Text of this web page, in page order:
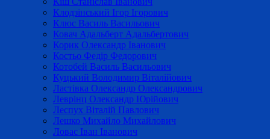
Клодзінський Ігор Ігорович
Клюс Василь Васильович
Ковач Адальберт Адальбертович
Корик Олександр Іванович
Костьо Федір Федорович
Котобей Василь Васильович
Куцький Володимир Віталійович
Ластівка Олександр Олександрович
Леврінц Олександр Юрійович
Леспух Віталій Павлович
Лешко Михайло Михайлович
Ловас Іван Іванович